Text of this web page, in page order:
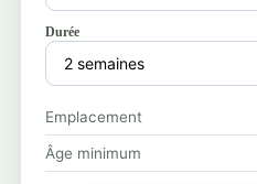
Durée
Emplacement
Âge minimum